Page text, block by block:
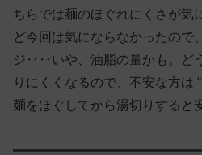
ちらでは麺のほぐれにくさが気
ど今回は気にならなかったので
ジ‥‥いや、油脂の量かも。ど
りにくくなるので、不安な方は
麺をほぐしてから湯切りすると